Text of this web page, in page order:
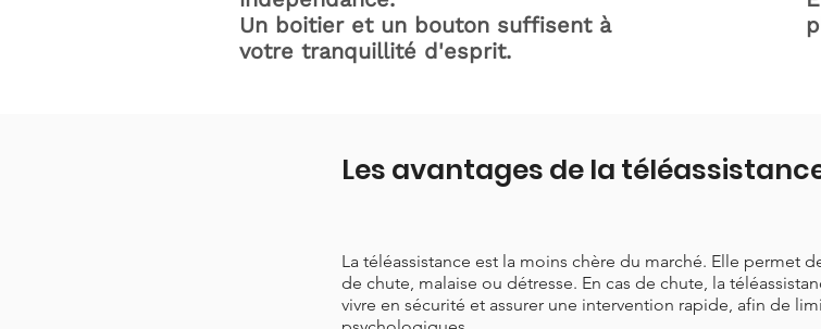
Un boitier et un bouton suffisent à
votre tranquillité d'esprit.
Les avantages de la
La téléassistance est la moins chère du marché. Elle permet
de chute, malaise ou détresse. En cas de chute, la
vivre en sécurité et assurer une intervention rapide, afin de